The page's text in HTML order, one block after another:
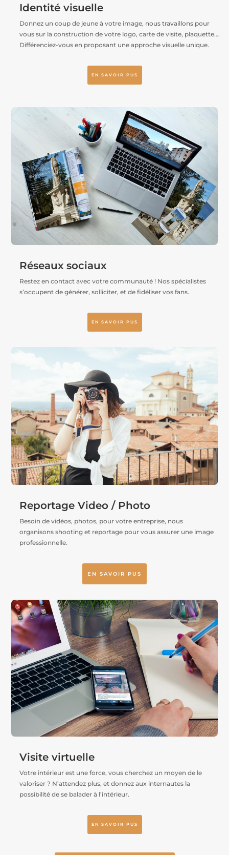
Identité visuelle
Donnez un coup de jeune à votre image, nous travaillons pour
vous sur la construction de votre logo, carte de visite, plaquette….
Différenciez-vous en proposant une approche visuelle unique.
EN SAVOIR PUS
Réseaux sociaux
Restez en contact avec votre communauté ! Nos spécialistes
s’occupent de générer, solliciter, et de fidéliser vos fans.
EN SAVOIR PUS
Reportage Video / Photo
Besoin de vidéos, photos, pour votre entreprise, nous
organisons shooting et reportage pour vous assurer une image
professionnelle.
EN SAVOIR PUS
Visite virtuelle
Votre intérieur est une force, vous cherchez un moyen de le
valoriser ? N’attendez plus, et donnez aux internautes la
possibilité de se balader à l’intérieur.
EN SAVOIR PUS